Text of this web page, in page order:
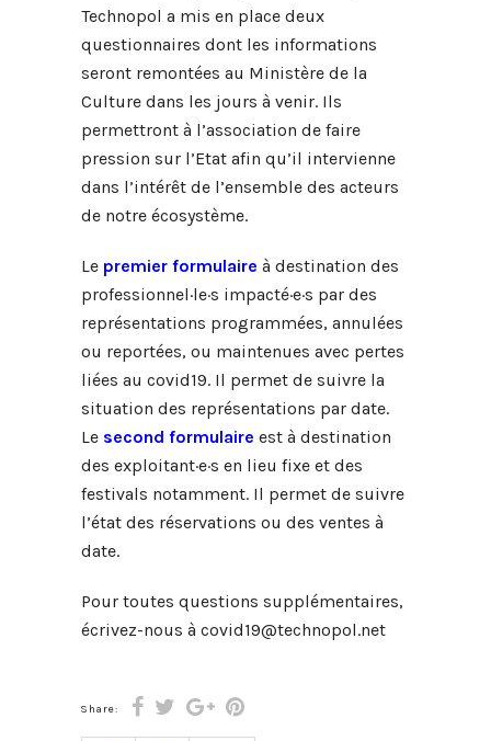
Technopol a mis en place deux
questionnaires dont les informations
seront remontées au Ministère de la
Culture dans les jours à venir. Ils
permettront à l’association de faire
pression sur l’Etat afin qu’il intervienne
dans l’intérêt de l’ensemble des acteurs
de notre écosystème.
Le premier formulaire à destination des
professionnel·le·s impacté·e·s par des
représentations programmées, annulées
ou reportées, ou maintenues avec pertes
liées au covid19. Il permet de suivre la
situation des représentations par date.
Le second formulaire est à destination
des exploitant·e·s en lieu fixe et des
festivals notamment. Il permet de suivre
l’état des réservations ou des ventes à
date.
Pour toutes questions supplémentaires,
écrivez-nous à covid19@technopol.net
Share: